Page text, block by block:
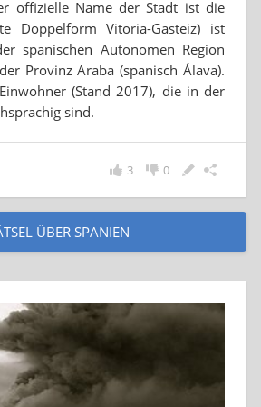
offizielle Name der Stadt ist die
Doppelform Vitoria-Gasteiz) ist
spanischen Autonomen Region
Provinz Araba (spanisch Álava).
(Stand 2017), die in der
sind.
0
3
ÜBER SPANIEN